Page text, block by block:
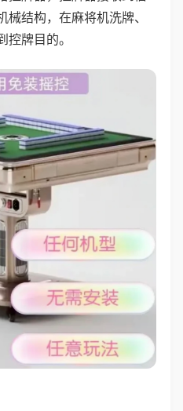
结构，在麻将机洗牌、
牌目的。